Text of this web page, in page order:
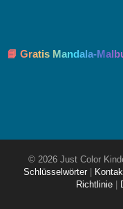
📘 Gratis Mandala-
© 2026 Just Color
Schlüsselwörter
Richtlinie